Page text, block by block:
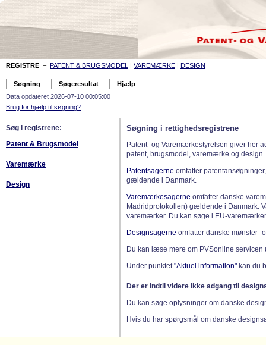
REGISTRE – PATENT & BRUGSMODEL | VAREMÆRKE | DESIGN
Data opdateret 2026-07-10 00:05:00
Brug for hjælp til søgning?
Søg i registrene:
Patent & Brugsmodel
Varemærke
Design
Søgning i rettighedsregistrene
Patent- og Varemærkestyrelsen giver her
patent, brugsmodel, varemærke og design.
Patentsagerne omfatter
gældende i Danmark.
Varemærkesagerne omfatter danske
Madridprotokollen) gældende i Danmark.
varemærker. Du kan søge i EU-
Designsagerne omfatter danske mønster-
Du kan læse mere om PVSonline
Under punktet"Aktuel information" kan du
Der er indtil videre ikke adgang til
Du kan søge oplysninger om danske
Hvis du har spørgsmål om danske